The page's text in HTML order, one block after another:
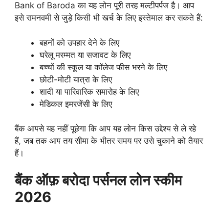
Bank of Baroda का यह लोन पूरी तरह मल्टीपर्पज है। आप
इसे रामनवमी से जुड़े किसी भी खर्च के लिए इस्तेमाल कर सकते हैं:
बहनों को उपहार देने के लिए
घरेलू मरम्मत या सजावट के लिए
बच्चों की स्कूल या कॉलेज फीस भरने के लिए
छोटी-मोटी यात्रा के लिए
शादी या पारिवारिक समारोह के लिए
मेडिकल इमरजेंसी के लिए
बैंक आपसे यह नहीं पूछेगा कि आप यह लोन किस उद्देश्य से ले रहे
हैं, जब तक आप तय सीमा के भीतर समय पर उसे चुकाने को तैयार
हैं।
बैंक ऑफ़ बरोदा पर्सनल लोन स्कीम
2026